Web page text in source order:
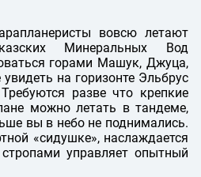
вовсю летают
Минеральных Вод
горами Машук, Джуца,
на горизонте Эльбрус
разве что крепкие
можно летать в тандеме,
вы в небо не поднимались.
«сидушке», наслаждается
управляет опытный